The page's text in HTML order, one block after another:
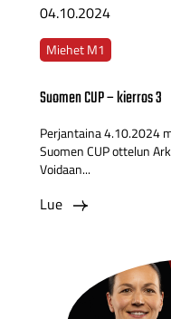
04.10.2024
Miehet M1
Suomen CUP – kierros 3
Perjantaina 4.10.2024
Suomen CUP ottelun
Voidaan...
Lue